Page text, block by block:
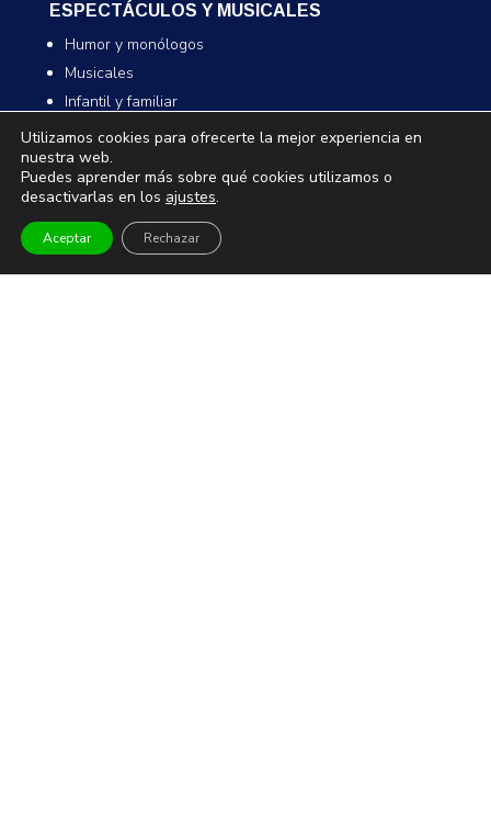
ESPECTÁCULOS Y MUSICALES
Humor y monólogos
Musicales
Infantil y familiar
Magia
TEATRO Y DANZA
Teatro
Utilizamos cookies para ofrecerte la mejor experiencia en
nuestra web.
Puedes aprender más sobre qué cookies utilizamos o
desactivarlas en los ajustes.
Aceptar Rechazar